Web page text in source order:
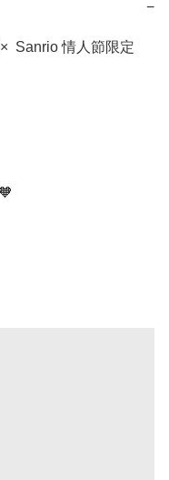
−
Sanrio 情人節限定